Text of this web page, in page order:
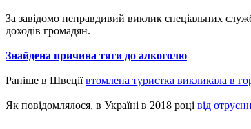
За завідомо неправдивий виклик спеціальних
доходів громадян.
Знайдена причина тяги до алкоголю
Раніше в Швеціївтомлена туристка викликала в
Як повідомлялося, в Україні в 2018 році від